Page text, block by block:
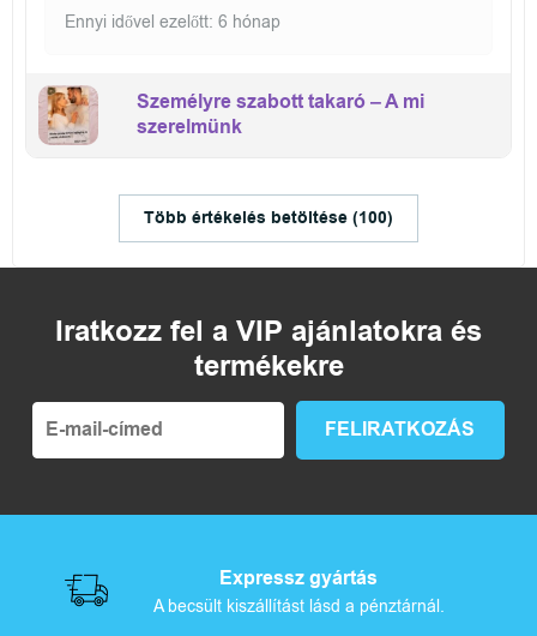
Ennyi idővel ezelőtt: 6 hónap
Személyre szabott takaró – A mi
szerelmünk
Több értékelés betöltése (100)
Iratkozz fel a VIP ajánlatokra és
termékekre
Expressz gyártás
A becsült kiszállítást lásd a pénztárnál.